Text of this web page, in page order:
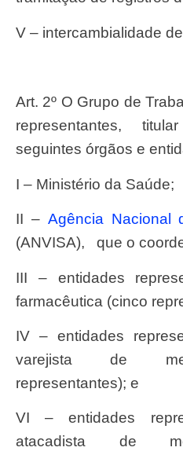
V – intercambialidade
Art. 2º O Grupo de Trabalho será composto por
representantes,
seguintes órgãos e
I – Ministério da Saúde;
II – Agência Nacional
(ANVISA), que o
III – entidades representativas da indústria
farmacêutica (cinco
IV – entidades representativas do comércio
varejista de
representantes); e
VI – entidades representativas do setor
atacadista de